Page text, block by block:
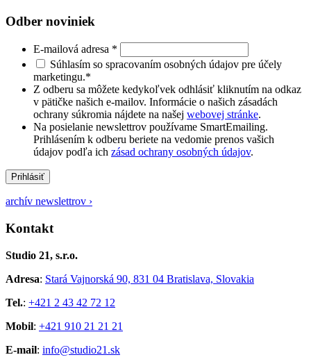
Odber noviniek
E-mailová adresa *
Súhlasím so spracovaním osobných údajov pre účely
marketingu.*
Z odberu sa môžete kedykoľvek odhlásiť kliknutím na odkaz
v pätičke našich e-mailov. Informácie o našich zásadách
ochrany súkromia nájdete na našej webovej stránke.
Na posielanie newslettrov používame SmartEmailing.
Prihlásením k odberu beriete na vedomie prenos vašich
údajov podľa ich zásad ochrany osobných údajov.
Prihlásiť
archív newslettrov ›
Kontakt
Studio 21, s.r.o.
Adresa: Stará Vajnorská 90, 831 04 Bratislava, Slovakia
Tel.: +421 2 43 42 72 12
Mobil: +421 910 21 21 21
E-mail: info@studio21.sk